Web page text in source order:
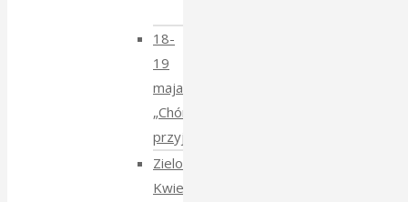
18-
19
maja
„Chór
przyjechał”
Zielony
Kwiecień